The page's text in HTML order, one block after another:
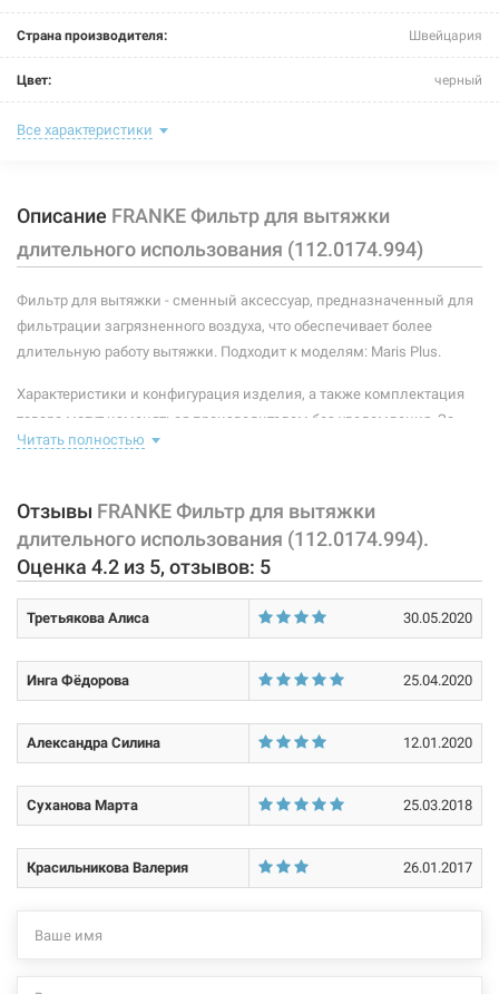
Страна производителя: Швейцария
Цвет: черный
Фильтрующий материал:
Все характеристики
Описание FRANKE Фильтр для вытяжки
длительного использования (112.0174.994)
Фильтр для вытяжки - сменный аксессуар, предназначенный для
фильтрации загрязненного воздуха, что обеспечивает более
длительную работу вытяжки. Подходит к моделям: Maris Plus.
Характеристики и конфигурация изделия, а также комплектация
товара могут изменяться производителем без уведомления. За
внесенные производителем изменения, магазин ответственности
Читать полностью
Отзывы FRANKE Фильтр для вытяжки
длительного использования (112.0174.994).
Оценка 4.2 из 5, отзывов: 5
Третьякова Алиса 30.05.2020
Инга Фёдорова 25.04.2020
Александра Силина 12.01.2020
Суханова Марта 25.03.2018
Красильникова Валерия 26.01.2017